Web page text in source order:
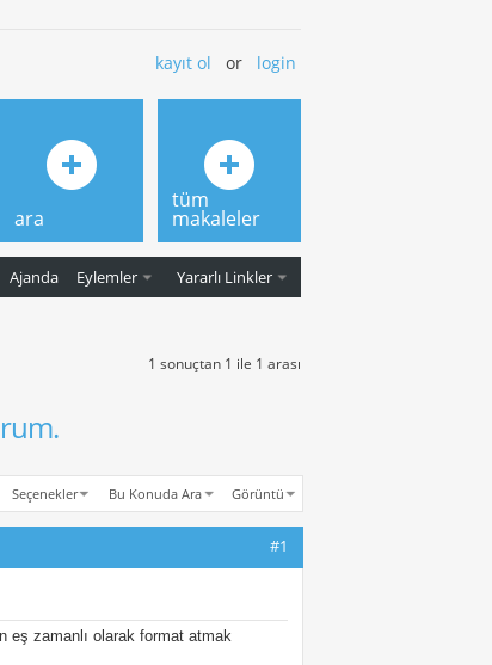
kayıt ol or login
Ajanda Eylemler Yararlı Linkler
ara
tüm
makaleler
1 sonuçtan 1 ile 1 arası
Seçenekler Bu Konuda Ara Görüntü
#1
eş zamanlı olarak format atmak